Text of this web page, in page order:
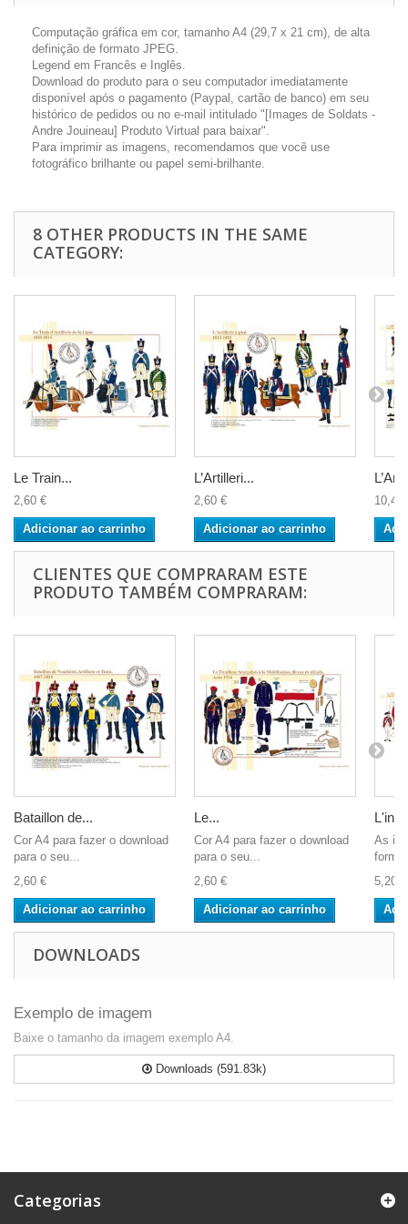
Computação gráfica em cor, tamanho A4 (29,7 x 21 cm), de alta
definição de formato JPEG.
Legend em Francês e Inglês.
Download do produto para o seu computador imediatamente
disponível após o pagamento (Paypal, cartão de banco) em seu
histórico de pedidos ou no e-mail intitulado "[Images de Soldats -
Andre Jouineau] Produto Virtual para baixar".
Para imprimir as imagens, recomendamos que você use
fotográfico brilhante ou papel semi-brilhante.
8 OTHER PRODUCTS IN THE SAME
CATEGORY:
Le Train...
2,60 €
Adicionar ao carrinho
L’Artilleri...
2,60 €
Adicionar ao carrinho
10,40
CLIENTES QUE COMPRARAM ESTE
PRODUTO TAMBÉM COMPRARAM:
Bataillon de...
Cor A4 para fazer o download
para o seu...
2,60 €
Adicionar ao carrinho
Le...
Cor A4 para fazer o download
para o seu...
2,60 €
Adicionar ao carrinho
As
5,20 €
DOWNLOADS
Exemplo de imagem
Baixe o tamanho da imagem exemplo A4.
Downloads (591.83k)
Categorias